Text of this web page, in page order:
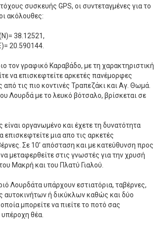
συσκευής GPS, οι συντεταγμένες για το
ακόλουθες:
38.12521,
20.590144.
τον γραφικό Καραβάδο, με τη χαρακτηριστική
να επισκεφτείτε αρκετές πανέμορφες
από τις πιο κοντινές Τραπεζάκι και Αγ. Θωμά.
Λουρδά με το λευκό βότσαλο, βρίσκεται σε
είναι οργανωμένο και έχετε τη δυνατότητα
επισκεφτείτε μια απο τις αρκετές
Σε 10’ απόσταση και με κατεύθυνση προς
μεταφερθείτε στις γνωστές για την χρυσή
Μακρή και του Πλατύ Γιαλού.
Λουρδάτα υπάρχουν εστιατόρια, ταβέρνες,
αυτοκινήτων ή δικύκλων καθώς και δύο
μπορείτε να πιείτε το ποτό σας
θέα.